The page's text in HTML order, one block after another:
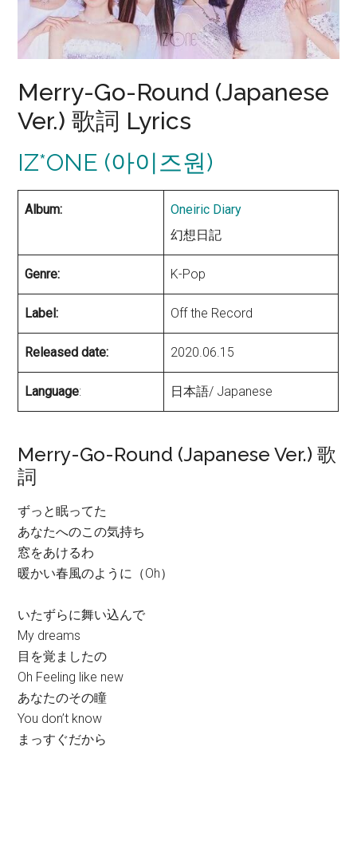
Merry-Go-Round (Japanese
Ver.) 歌詞 Lyrics
IZ*ONE (아이즈원)
Album:
Oneiric Diary
幻想日記
Genre: K-Pop
Label: Off the Record
Released date: 2020.06.15
Language: 日本語/ Japanese
Merry-Go-Round (Japanese Ver.) 歌
詞
ずっと眠ってた
あなたへのこの気持ち
窓をあけるわ
暖かい春風のように（Oh）
いたずらに舞い込んで
My dreams
目を覚ましたの
Oh Feeling like new
あなたのその瞳
You don’t know
まっすぐだから